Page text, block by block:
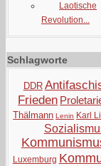
Laotische
Revolution...
Schlagworte
DDR
Frieden
Thälmann Lenin Karl
Luxemburg